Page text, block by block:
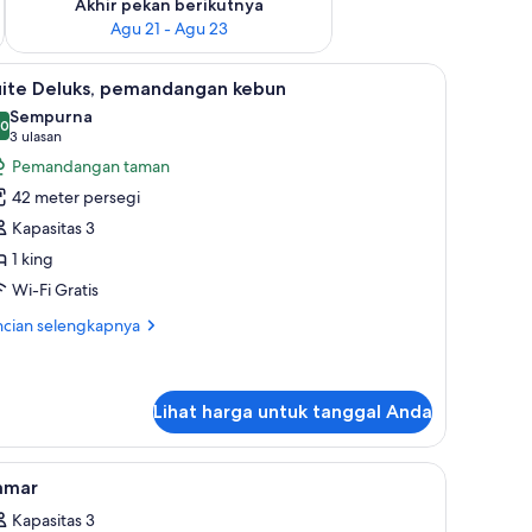
Akhir pekan berikutnya
Agu 21 - Agu 23
dan meja kerja Suite Deluks, pemandangan kebun | Seprai
6 Deluks, pemandangan kebun
dari 10
Sempurna
3 ulasan
(3
ulasan)
Pemandangan taman
42 meter persegi
Kapasitas 3
1 king
Wi-Fi Gratis
selengkapnya
Lihat harga untuk tanggal Anda
premium, minibar, brankas, dan meja kerjaSeprai premium, minibar, brankas, dan meja
14
Kapasitas 3